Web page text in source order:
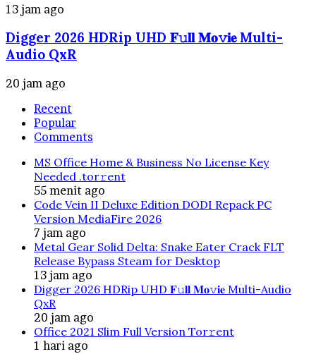
13 jam ago
Digger 2026 HDRip UHD 𝐅𝚞𝐥𝐥 𝐌𝐨𝚟𝐢𝐞 Multi-
Audio QxR
20 jam ago
Recent
Popular
Comments
MS Office Home & Business No License Key
Needed .tоr𝚛еnt
55 menit ago
Code Vein II Deluxe Edition DODI Repack PC
Version MediaFire 2026
7 jam ago
Metal Gear Solid Delta: Snake Eater Crack FLT
Release Bypass Steam for Desktop
13 jam ago
Digger 2026 HDRip UHD 𝐅𝚞𝐥𝐥 𝐌𝐨𝚟𝐢𝐞 Multi-Audio
QxR
20 jam ago
Office 2021 Slim Full Version Tor𝚛ent
1 hari ago